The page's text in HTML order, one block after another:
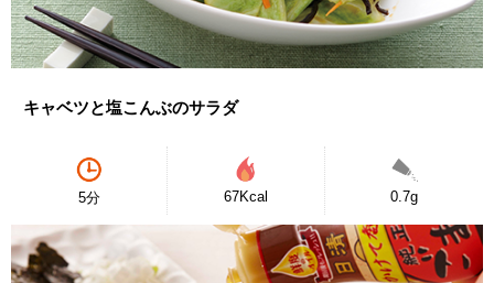
キャベツと塩こんぶのサラダ
5分 67Kcal 0.7g